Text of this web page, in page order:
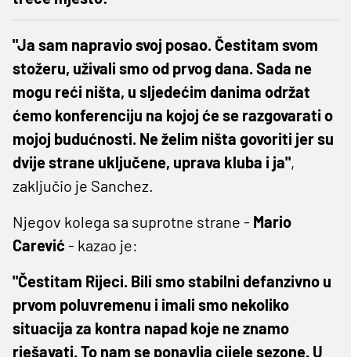
"Ja sam napravio svoj posao. Čestitam svom
stožeru, uživali smo od prvog dana. Sada ne
mogu reći ništa, u sljedećim danima održat
ćemo konferenciju na kojoj će se razgovarati o
mojoj budućnosti. Ne želim ništa govoriti jer su
dvije strane uključene, uprava kluba i ja",
zaključio je Sanchez.
Njegov kolega sa suprotne strane - Mario
Carević - kazao je:
"Čestitam Rijeci. Bili smo stabilni defanzivno u
prvom poluvremenu i imali smo nekoliko
situacija za kontra napad koje ne znamo
rješavati. To nam se ponavlja cijele sezone. U